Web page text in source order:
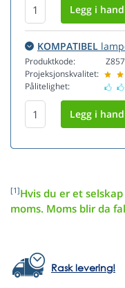
KOMPATIBEL
Produktkode:
Projeksjonskvalitet:
Pålitelighet:
[1]Hvis du er et
moms. Moms blir da
Rask levering!